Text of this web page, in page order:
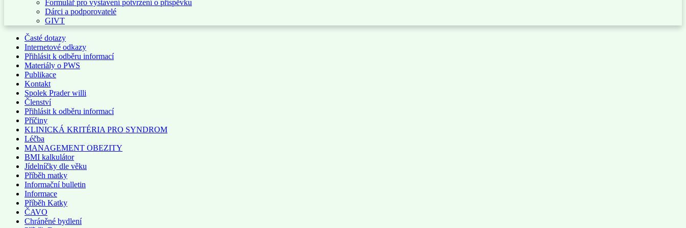
Formulář pro vystavení potvrzení o příspěvku
Dárci a podporovatelé
GIVT
Časté dotazy
Internetové odkazy
Přihlásit k odběru informací
Materiály o PWS
Publikace
Kontakt
Spolek Prader willi
Členství
Přihlásit k odběru informací
Příčiny
KLINICKÁ KRITÉRIA PRO SYNDROM
Léčba
MANAGEMENT OBEZITY
BMI kalkulátor
Jídelníčky dle věku
Příběh matky
Informační bulletin
Informace
Příběh Katky
ČAVO
Chráněné bydlení